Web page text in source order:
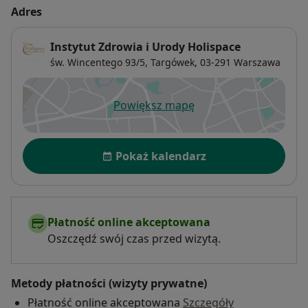
Adres
Instytut Zdrowia i Urody Holispace
św. Wincentego 93/5, Targówek, 03-291 Warszawa
Powiększ mapęotwiera się w nowej karcie
Dostępność
Pokaż kalendarz
Płatność online akceptowana
Oszczędź swój czas przed wizytą.
Metody płatności (wizyty prywatne)
Płatność online akceptowana Szczegóły